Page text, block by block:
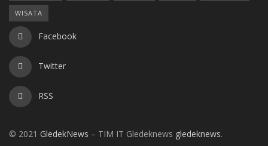
WISATA
Facebook
Twitter
RSS
© 2021 GledekNews – TIM IT Gledeknews gledeknews.